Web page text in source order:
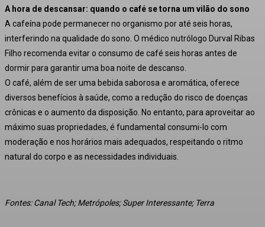
A hora de descansar: quando o café se torna um vilão do sono
A cafeína pode permanecer no organismo por até seis horas,
interferindo na qualidade do sono. O médico nutrólogo Durval Ribas
Filho recomenda evitar o consumo de café seis horas antes de
dormir para garantir uma boa noite de descanso.
O café, além de ser uma bebida saborosa e aromática, oferece
diversos benefícios à saúde, como a redução do risco de doenças
crônicas e o aumento da disposição. No entanto, para aproveitar ao
máximo suas propriedades, é fundamental consumi-lo com
moderação e nos horários mais adequados, respeitando o ritmo
natural do corpo e as necessidades individuais.
Fontes: Canal Tech; Metrópoles; Super Interessante; Terra